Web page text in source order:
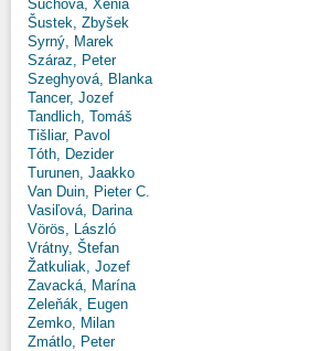
Šuchová, Xénia
Šustek, Zbyšek
Syrný, Marek
Száraz, Peter
Szeghyová, Blanka
Tancer, Jozef
Tandlich, Tomáš
Tišliar, Pavol
Tóth, Dezider
Turunen, Jaakko
Van Duin, Pieter C.
Vasiľová, Darina
Vörös, László
Vrátny, Štefan
Žatkuliak, Jozef
Zavacká, Marína
Zeleňák, Eugen
Zemko, Milan
Zmátlo, Peter